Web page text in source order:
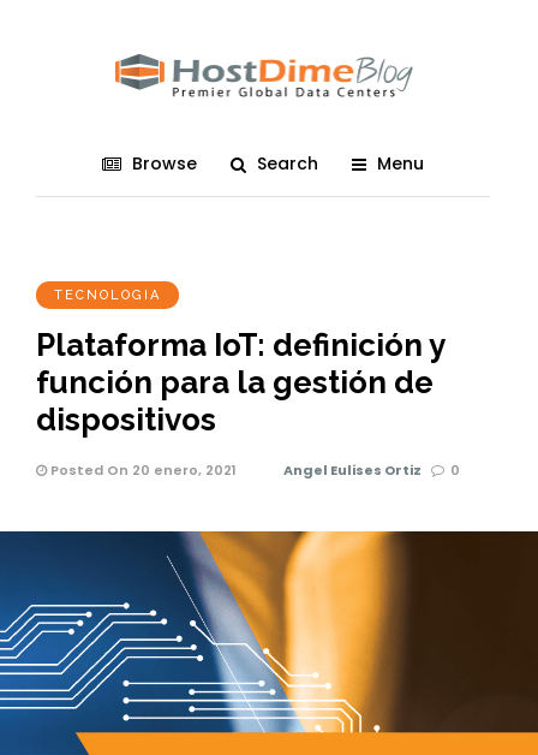
Browse Search Menu
TECNOLOGIA
Plataforma IoT: definición y
función para la gestión de
dispositivos
Posted On 20 enero, 2021 Angel Eulises Ortiz 0